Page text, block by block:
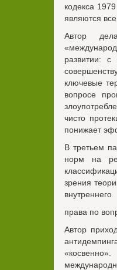
кодекса
являются
Автор
развитии:
ключевые
вопросе
чисто
понижает
В третьем
норм на
зрения
внутреннего
права по
Автор